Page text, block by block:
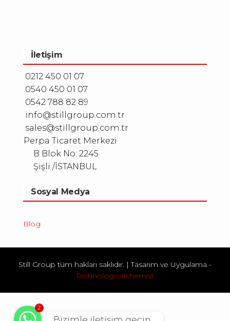
İletişim
0212 450 01 07
0540 450 01 07
0542 788 82 89
info@stillgroup.com.tr
sales@stillgroup.com.tr
Perpa Ticaret Merkezi
B Blok No: 2245
Şişli /İSTANBUL
Sosyal Medya
Blog
Still Group tüm hakları saklıdır. |Tasarım ve Uygulama -
Technologicalchemist
2